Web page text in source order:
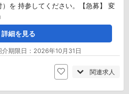
を 持参してください。【急募】 変
詳細を見る
期限日：2026年10月31日
関連求人